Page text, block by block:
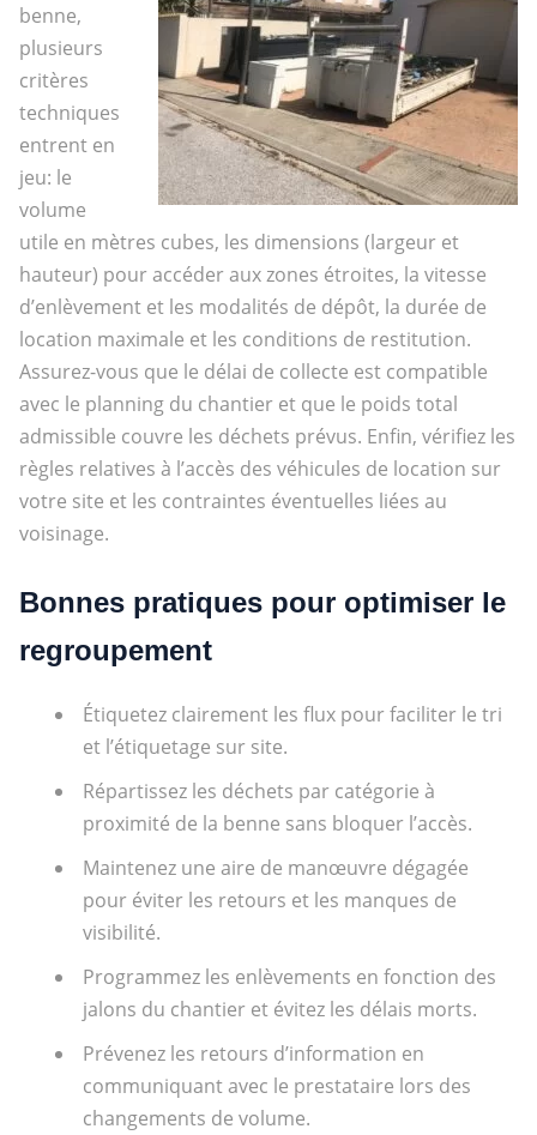
benne,
plusieurs
critères
techniques
entrent en
jeu: le
volume
utile en mètres cubes, les dimensions (largeur et
hauteur) pour accéder aux zones étroites, la vitesse
d’enlèvement et les modalités de dépôt, la durée de
location maximale et les conditions de restitution.
Assurez-vous que le délai de collecte est compatible
avec le planning du chantier et que le poids total
admissible couvre les déchets prévus. Enfin, vérifiez les
règles relatives à l’accès des véhicules de location sur
votre site et les contraintes éventuelles liées au
voisinage.
Bonnes pratiques pour optimiser le
regroupement
Étiquetez clairement les flux pour faciliter le tri
et l’étiquetage sur site.
Répartissez les déchets par catégorie à
proximité de la benne sans bloquer l’accès.
Maintenez une aire de manœuvre dégagée
pour éviter les retours et les manques de
visibilité.
Programmez les enlèvements en fonction des
jalons du chantier et évitez les délais morts.
Prévenez les retours d’information en
communiquant avec le prestataire lors des
changements de volume.